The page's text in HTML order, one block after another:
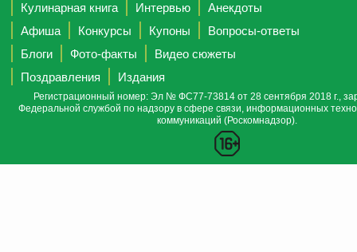
Кулинарная книга
Интервью
Анекдоты
Афиша
Конкурсы Купоны
Вопросы-ответы
Блоги
Фото-факты
Видео сюжеты
Поздравления
Издания
Регистрационный номер: Эл № ФС77-73814 от 28 сентября 2018 г.,
Федеральной службой по надзору в сфере связи, информационных
коммуникаций (Роскомнадзор).